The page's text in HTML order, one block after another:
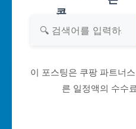
이 포스팅은 쿠팡 파트너
른 일정액의 수수